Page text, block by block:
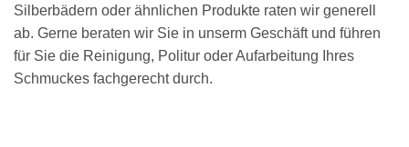
Silberbädern oder ähnlichen Produkte raten wir generell
ab. Gerne beraten wir Sie in unserm Geschäft und führen
für Sie die Reinigung, Politur oder Aufarbeitung Ihres
Schmuckes fachgerecht durch.